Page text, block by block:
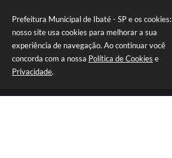
Prefeitura Municipal de Ibaté - SP e os cookies:
nosso site usa cookies para melhorar a sua
experiência de navegação. Ao continuar você
concorda com a nossa Política de Cookies e
Privacidade.